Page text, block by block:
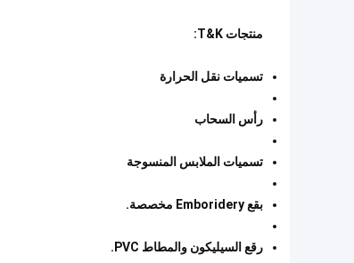
منتجات T&K:
تسميات نقل الحرارة
رأس السحاب
تسميات الملابس المنسوجة
بقع Emboridery مخصصة.
رقع السيليكون والمطاط PVC.